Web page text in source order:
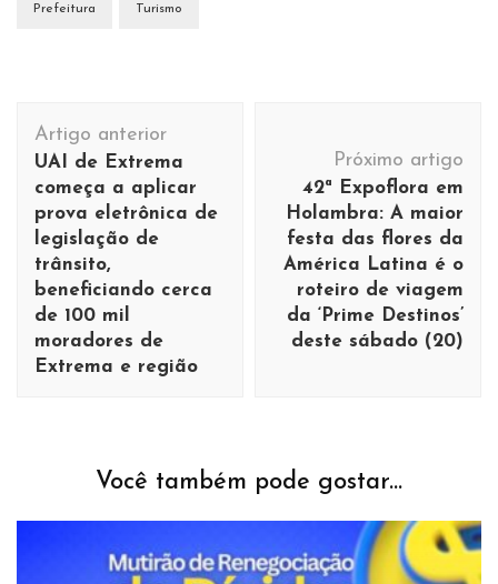
Prefeitura Turismo
Navegação
de
post
Artigo anterior
UAI de Extrema
começa a aplicar
prova eletrônica de
legislação de
trânsito,
beneficiando cerca
de 100 mil
moradores de
Extrema e região
Próximo artigo
42ª Expoflora em
Holambra: A maior
festa das flores da
América Latina é o
roteiro de viagem
da ‘Prime Destinos’
deste sábado (20)
Você também pode gostar...